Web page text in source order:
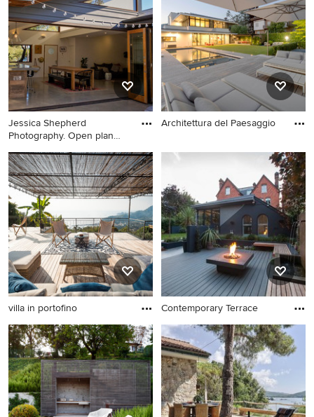
Jessica Shepherd
Photography. Open plan
Architettura del Paesaggio
villa in portofino Contemporary Terrace